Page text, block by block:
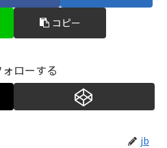
コピー
ローする
jb